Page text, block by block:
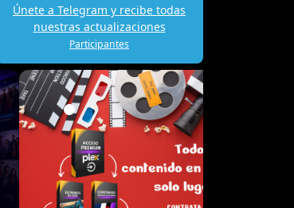
Únete a Telegram y recibe todas
nuestras actualizaciones
Participantes